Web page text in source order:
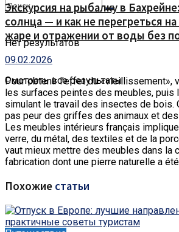
Нет результатов
Смотреть все результаты
Экскурсия на рыбалку в
солнца — и как не перегреться
жаре и отражении от воды без
09.02.2026
Pour obtenir l’effet du «vieillissement»,
les surfaces peintes des meubles, puis
simulant le travail des insectes de bois.
pas peur des griffes des animaux et
Les meubles intérieurs français
verre, du métal, des textiles et de la
vaut mieux mettre des meubles dans la
fabrication dont une pierre naturelle a
Похожие статьи